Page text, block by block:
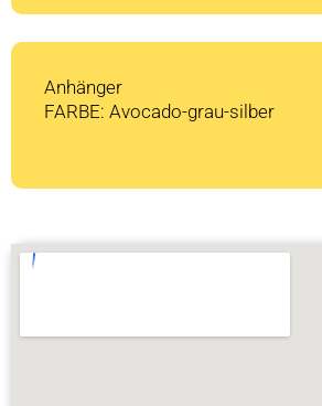
Anhänger
FARBE: Avocado-grau-silber